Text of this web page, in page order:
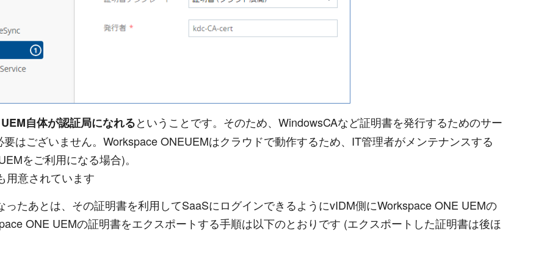
自体が認証局になれるということです。そのため、WindowsCAなど証明書を発行するためのサー
はございません。Workspace ONEUEMはクラウドで動作するため、IT管理者がメンテナンスする
をご利用になる場合)。
用意されています
たあとは、その証明書を利用してSaaSにログインできるようにvIDM側にWorkspace ONE UEMの
ONE UEMの証明書をエクスポートする手順は以下のとおりです (エクスポートした証明書は後ほ